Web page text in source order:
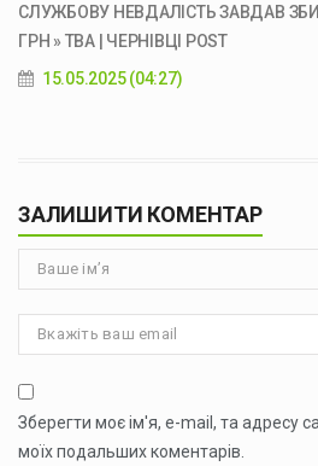
СЛУЖБОВУ НЕВДАЛІСТЬ ЗАВДАВ
ГРН » ТВА | ЧЕРНІВЦІ POST
15.05.2025 (04:27)
ЗАЛИШИТИ КОМЕНТАР
Зберегти моє ім'я, e-mail, та адресу
моїх подальших коментарів.